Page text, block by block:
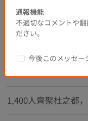
第23屆全日本選拔劍
通報機能
不適切なコメントや
ださい。
今後このメッセー